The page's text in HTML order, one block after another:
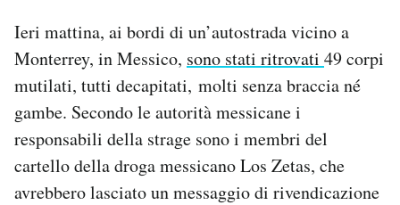
CALENDARIO
AREA PERSONALE
Ieri mattina, ai bordi di un’autostrada vicino a
Monterrey, in Messico, sono stati ritrovati 49 corpi
mutilati, tutti decapitati, molti senza braccia né
gambe. Secondo le autorità messicane i
responsabili della strage sono i membri del
cartello della droga messicano Los Zetas, che
avrebbero lasciato un messaggio di rivendicazione